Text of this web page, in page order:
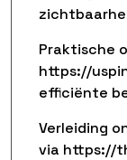
Praktische
https://
efficiënte
Verleiding
via https://